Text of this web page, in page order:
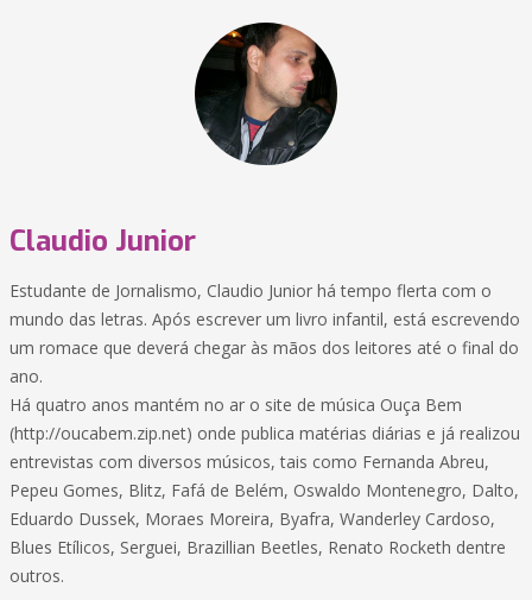
Claudio Junior
Estudante de Jornalismo, Claudio Junior há tempo flerta com o
mundo das letras. Após escrever um livro infantil, está escrevendo
um romace que deverá chegar às mãos dos leitores até o final do
ano.
Há quatro anos mantém no ar o site de música Ouça Bem
(http://oucabem.zip.net) onde publica matérias diárias e já realizou
entrevistas com diversos músicos, tais como Fernanda Abreu,
Pepeu Gomes, Blitz, Fafá de Belém, Oswaldo Montenegro, Dalto,
Eduardo Dussek, Moraes Moreira, Byafra, Wanderley Cardoso,
Blues Etílicos, Serguei, Brazillian Beetles, Renato Rocketh dentre
outros.